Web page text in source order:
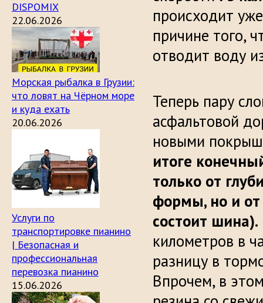
DISPOMIX
22.06.2026
Морская рыбалка в Грузии:
что ловят на Чёрном море
и куда ехать
20.06.2026
Услуги по
транспортировке пианино
| Безопасная и
профессиональная
перевозка пианино
15.06.2026
происходит
причине того,
отводит воду
Теперь пару
асфальтовой
новыми
итоге
только от
формы, но и от
состоит шина).
километров в
разницу в
Впрочем, в